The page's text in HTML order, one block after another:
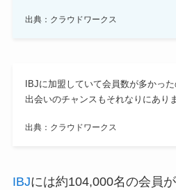
出典：クラウドワークス
IBJに加盟していて会員数が多かった
出会いのチャンスもそれなりにあり
出典：クラウドワークス
IBJには約104,000名の会員